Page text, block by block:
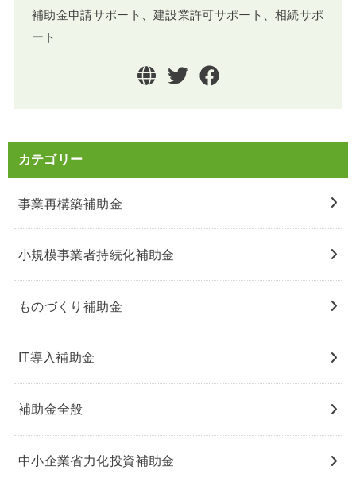
補助金申請サポート、建設業許可サポート、相続サポ
ート
カテゴリー
事業再構築補助金
小規模事業者持続化補助金
ものづくり補助金
IT導入補助金
補助金全般
中小企業省力化投資補助金